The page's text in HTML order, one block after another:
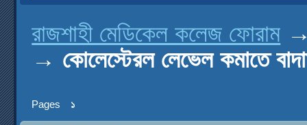
রাজশাহী মেডিকেল কলেজ ফোরাম
→ কোলেস্টেরল লেভেল কমাতে
Pages ১